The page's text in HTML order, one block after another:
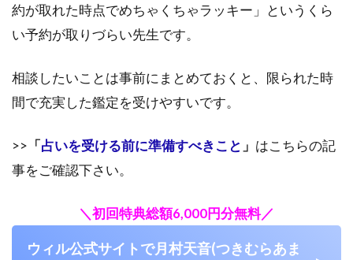
約が取れた時点でめちゃくちゃラッキー」というくら
い予約が取りづらい先生です。
相談したいことは事前にまとめておくと、限られた時
間で充実した鑑定を受けやすいです。
>> 「占いを受ける前に準備すべきこと 」 はこちらの記
事をご確認下さい。
＼初回特典総額6,000円分無料／
ウィル公式サイトで月村天音(つきむらあま